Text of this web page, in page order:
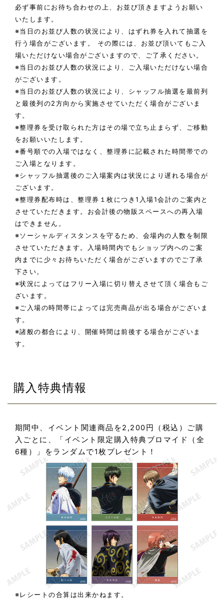
必ず事前にお待ち合わせの上、お並び頂きますようお願い
いたします。
※当日のお並び人数の状況により、はずれ券を入れて抽選を
行う場合がございます。 その際には、お並び頂いてもご入
場いただけない場合がございますので、ご了承ください。
※当日のお並び人数の状況により、ご入場いただけない場合
がございます。
※当日のお並び人数の状況により、シャッフル抽選を最前列
と最後列の2方向から実施させていただく場合がございま
す。
※整理券を受け取られた方はその場で立ち止まらず、ご移動
をお願いいたします。
※番号順での入場ではなく、整理券に記載された時間帯での
ご入場となります。
※シャッフル抽選後のご入場案内は状況により遅れる場合が
ございます。
※整理券配布時は、整理券１枚につき1入場1会計のご案内と
させていただきます。お会計後の物販スペースへの再入場
はできません。
※ソーシャルディスタンスを守るため、会場内の人数を制限
させていただきます。入場時間内でもショップ内へのご案
内までに少々お待ちいただく場合がございますのでご了承
下さい。
※状況によってはフリー入場に切り替えさせて頂く場合もご
ざいます。
※ご入場の時間帯によっては完売商品が出る場合がございま
す。
※諸般の都合により、開催時間は前後する場合がございま
す。
購入特典情報
期間中、イベント関連商品を2,200円（税込）ご購
入ごとに、「イベント限定購入特典ブロマイド（全
6種）」をランダムで1枚プレゼント！
※レシートの合算は出来かねます。